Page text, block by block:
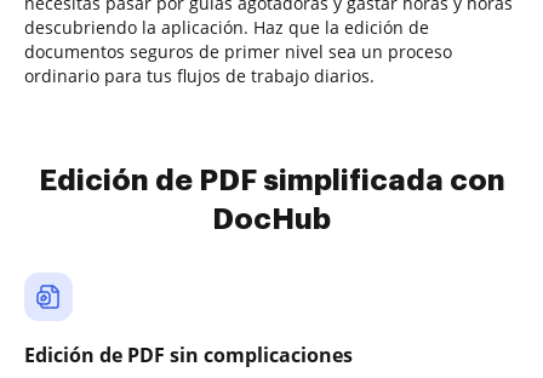
descubriendo la aplicación. Haz que la edición de
documentos seguros de primer nivel sea un proceso
ordinario para tus flujos de trabajo diarios.
Edición de PDF simplificada con
DocHub
Edición de PDF sin complicaciones